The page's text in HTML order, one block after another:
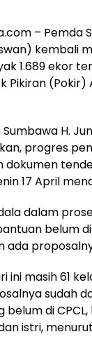
– Pemda
kembali
1.689 ekor
Pikiran
H.
progres
17 April
dalam
belum
ada
ini masih 61
sudah
di
istri,